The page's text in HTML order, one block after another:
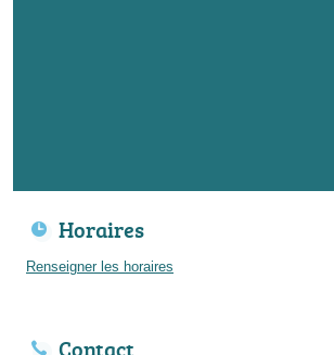
Horaires
Renseigner les horaires
Contact